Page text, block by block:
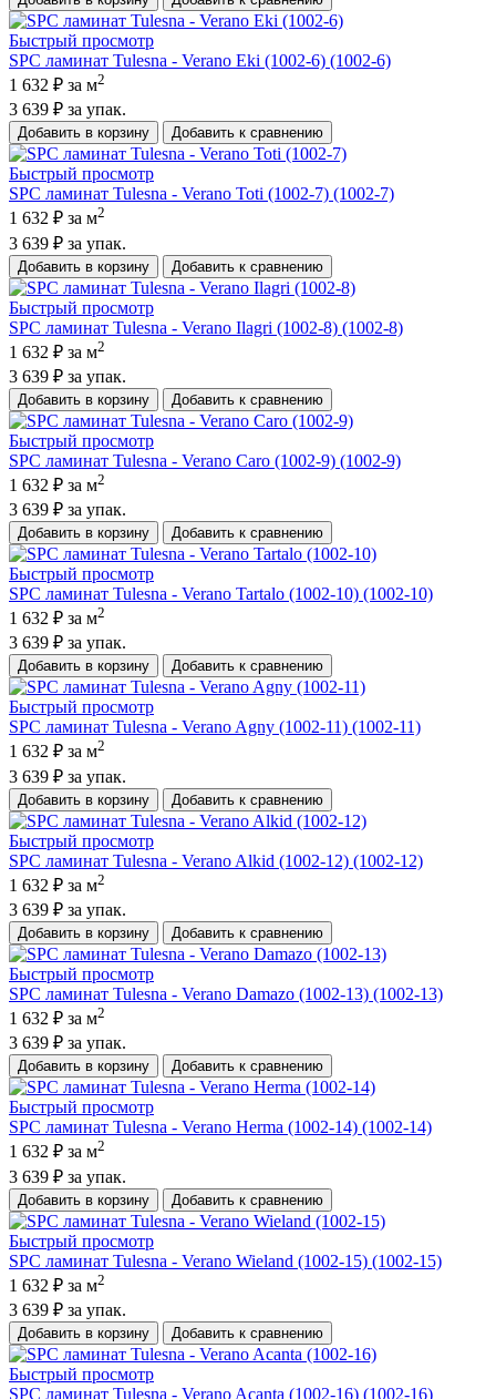
Быстрый просмотр
SPC ламинат Tulesna - Verano Eki (1002-6) (1002-6)
1 632 ₽ за м2
3 639 ₽ за упак.
Добавить в корзину Добавить к сравнению
Быстрый просмотр
SPC ламинат Tulesna - Verano Toti (1002-7) (1002-7)
1 632 ₽ за м2
3 639 ₽ за упак.
Добавить в корзину Добавить к сравнению
Быстрый просмотр
SPC ламинат Tulesna - Verano Ilagri (1002-8) (1002-8)
1 632 ₽ за м2
3 639 ₽ за упак.
Добавить в корзину Добавить к сравнению
Быстрый просмотр
SPC ламинат Tulesna - Verano Caro (1002-9) (1002-9)
1 632 ₽ за м2
3 639 ₽ за упак.
Добавить в корзину Добавить к сравнению
Быстрый просмотр
SPC ламинат Tulesna - Verano Tartalo (1002-10) (1002-10)
1 632 ₽ за м2
3 639 ₽ за упак.
Добавить в корзину Добавить к сравнению
Быстрый просмотр
SPC ламинат Tulesna - Verano Agny (1002-11) (1002-11)
1 632 ₽ за м2
3 639 ₽ за упак.
Добавить в корзину Добавить к сравнению
Быстрый просмотр
SPC ламинат Tulesna - Verano Alkid (1002-12) (1002-12)
1 632 ₽ за м2
3 639 ₽ за упак.
Добавить в корзину Добавить к сравнению
Быстрый просмотр
SPC ламинат Tulesna - Verano Damazo (1002-13) (1002-13)
1 632 ₽ за м2
3 639 ₽ за упак.
Добавить в корзину Добавить к сравнению
Быстрый просмотр
SPC ламинат Tulesna - Verano Herma (1002-14) (1002-14)
1 632 ₽ за м2
3 639 ₽ за упак.
Добавить в корзину Добавить к сравнению
Быстрый просмотр
SPC ламинат Tulesna - Verano Wieland (1002-15) (1002-15)
1 632 ₽ за м2
3 639 ₽ за упак.
Добавить в корзину Добавить к сравнению
Быстрый просмотр
SPC ламинат Tulesna - Verano Acanta (1002-16) (1002-16)